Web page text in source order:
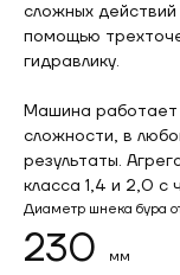
Диаметр шнека бура
230 мм
сложных
помощью
гидравлику.
Машина работает
сложности, в
результаты.
класса 1,4 и 2,0